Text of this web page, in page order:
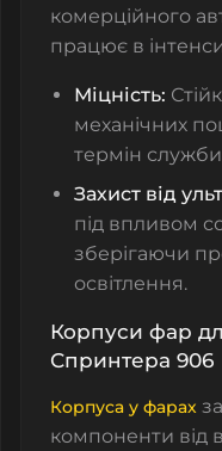
комерційного
працює в
Міцність:
механічних
термін
Захист від
під впливом
зберігаючи
освітлення.
Корпуси фар
Спринтера 906
Корпуса у фарах
компоненти від